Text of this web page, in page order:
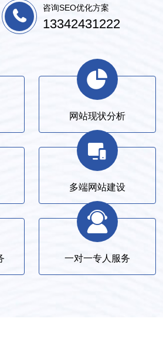
咨询SEO优化方案
13342431222
网站现状分析
多端网站建设
一对一专人服务